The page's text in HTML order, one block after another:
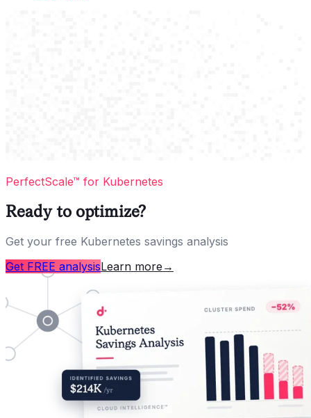
PerfectScale™ for Kubernetes
Ready to optimize?
Get your free Kubernetes savings analysis
Get FREE analysisLearn more →